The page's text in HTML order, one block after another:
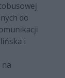
do
i